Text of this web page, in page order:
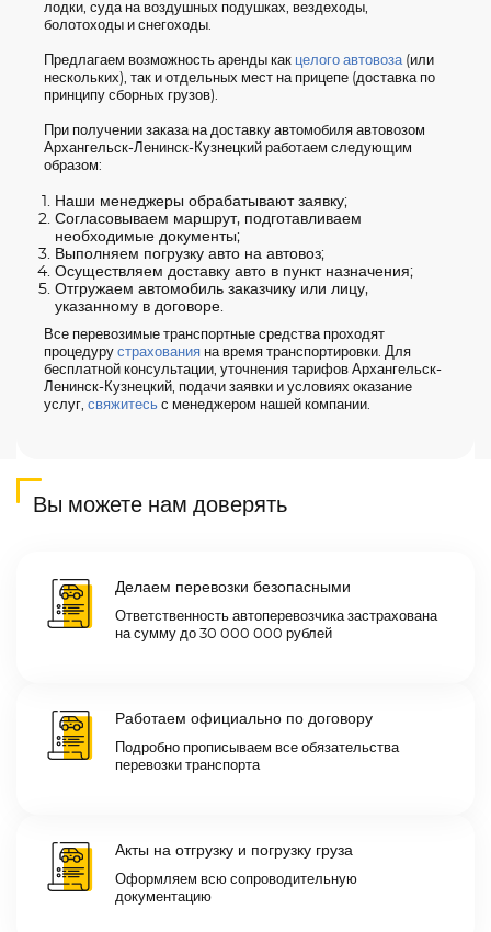
лодки, суда на воздушных подушках, вездеходы,
болотоходы и снегоходы.
Предлагаем возможность аренды как целого автовоза(или
нескольких), так и отдельных мест на прицепе (доставка по
принципу сборных грузов).
При получении заказа на доставку автомобиля автовозом
Архангельск-Ленинск-Кузнецкий работаем следующим
образом:
Наши менеджеры обрабатывают заявку;
Согласовываем маршрут, подготавливаем
необходимые документы;
Выполняем погрузку авто на автовоз;
Осуществляем доставку авто в пункт назначения;
Отгружаем автомобиль заказчику или лицу,
указанному в договоре.
Все перевозимые транспортные средства проходят
процедуру страхования на время транспортировки. Для
бесплатной консультации, уточнения тарифов Архангельск-
Ленинск-Кузнецкий, подачи заявки и условиях оказание
услуг, свяжитесь с менеджером нашей компании.
Вы можете нам доверять
Делаем перевозки безопасными
Ответственность автоперевозчика застрахована
на сумму до 30 000 000 рублей
Работаем официально по договору
Подробно прописываем все обязательства
перевозки транспорта
Акты на отгрузку и погрузку груза
Оформляем всю сопроводительную
документацию